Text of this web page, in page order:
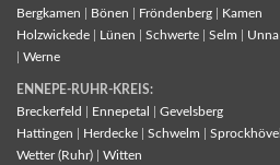
Bergkamen
Bönen Fröndenberg
Kamen
Holzwickede
Lünen Schwerte Selm
Unna
Werne
ENNEPE-RUHR-KREIS:
Breckerfeld
Ennepetal
Gevelsberg
Hattingen
Herdecke Schwelm
Sprockhövel
Wetter (Ruhr)
Witten